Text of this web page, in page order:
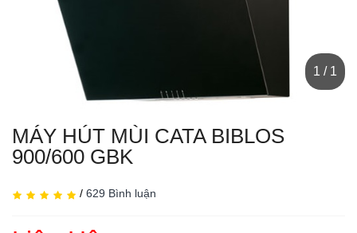
1 / 1
MÁY HÚT MÙI CATA BIBLOS
900/600 GBK
/ 629 Bình luận